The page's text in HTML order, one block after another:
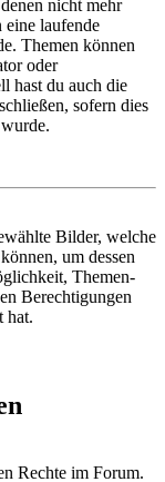
nicht mehr
eine laufende
Themen können
oder
hast du auch die
sofern dies
Bilder, welche
um dessen
Themen-
Berechtigungen
hat.
Rechte im Forum.